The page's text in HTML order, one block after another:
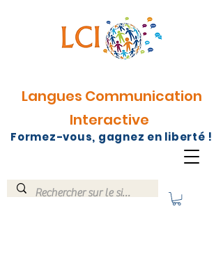
Langues Communication
Interactive
Formez-vous, gagnez en liberté !